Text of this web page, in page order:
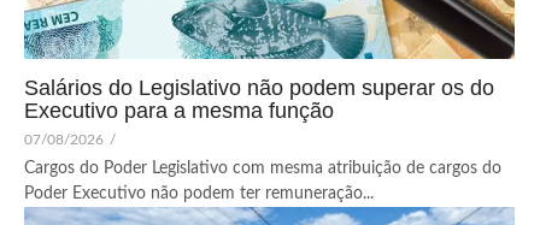
Salários do Legislativo não podem superar os do
Executivo para a mesma função
07/08/2026 /
Cargos do Poder Legislativo com mesma atribuição de cargos do
Poder Executivo não podem ter remuneração...